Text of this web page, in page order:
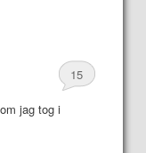
15
jag tog i